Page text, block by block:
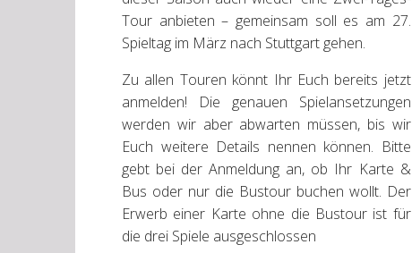
Tour anbieten – gemeinsam soll es am 27.
Spieltag im März nach Stuttgart gehen.
Zu allen Touren könnt Ihr Euch bereits jetzt
anmelden! Die genauen Spielansetzungen
werden wir aber abwarten müssen, bis wir
Euch weitere Details nennen können. Bitte
gebt bei der Anmeldung an, ob Ihr Karte &
Bus oder nur die Bustour buchen wollt. Der
Erwerb einer Karte ohne die Bustour ist für
die drei Spiele ausgeschlossen